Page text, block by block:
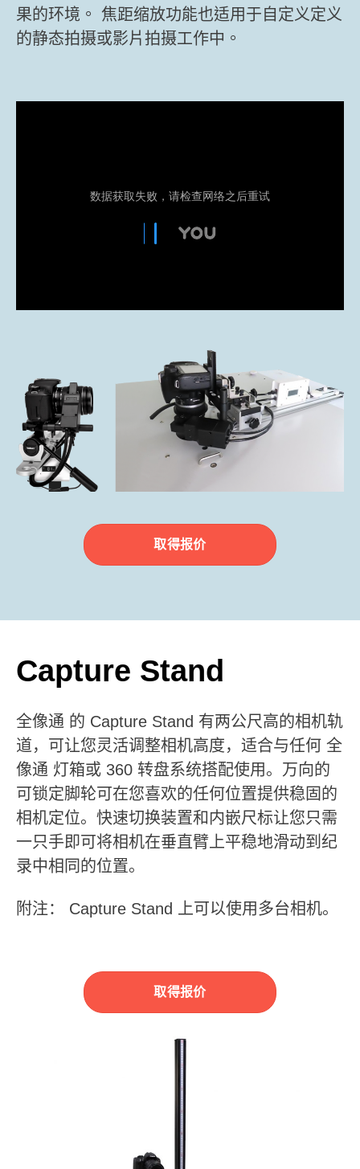
果的环境。 焦距缩放功能也适用于自定义定义
的静态拍摄或影片拍摄工作中。
取得报价
Capture Stand
全像通 的 Capture Stand 有两公尺高的相机轨
道，可让您灵活调整相机高度，适合与任何 全
像通 灯箱或 360 转盘系统搭配使用。万向的
可锁定脚轮可在您喜欢的任何位置提供稳固的
相机定位。快速切换装置和内嵌尺标让您只需
一只手即可将相机在垂直臂上平稳地滑动到纪
录中相同的位置。
附注： Capture Stand 上可以使用多台相机。
取得报价